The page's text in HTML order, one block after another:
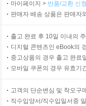
마이페이지 > 반품/교환 신
판매자 배송 상품은 판매자
출고 완료 후 10일 이내의
디지털 콘텐츠인 eBook의
중고상품의 경우 출고 완료
모바일 쿠폰의 경우 유효기
고객의 단순변심 및 착오구
직수입양서/직수입일서중